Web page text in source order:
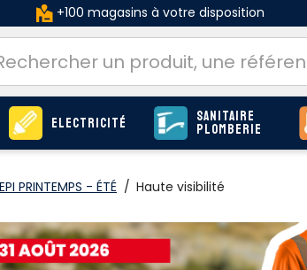
+100 magasins à votre disposition
Electricité Sanitaire
Plomberie
PRINTEMPS - ÉTÉ / Haute visibilité